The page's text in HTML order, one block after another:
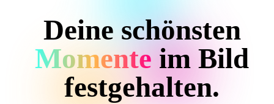
Deine schönsten
Momente im Bild
festgehalten.